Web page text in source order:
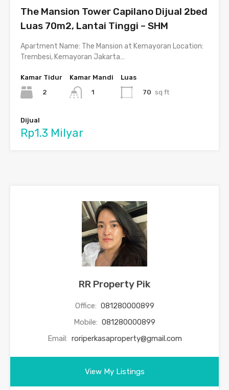
The Mansion Tower Capilano Dijual 2bed
Luas 70m2, Lantai Tinggi – SHM
Apartment Name: The Mansion at Kemayoran Location:
Trembesi, Kemayoran Jakarta…
Kamar Tidur
2
Kamar Mandi
1
Luas
70 sq ft
Dijual
Rp1.3 Milyar
RR Property Pik
Office: 081280000899
Mobile: 081280000899
Email: roriperkasaproperty@gmail.com
View My Listings